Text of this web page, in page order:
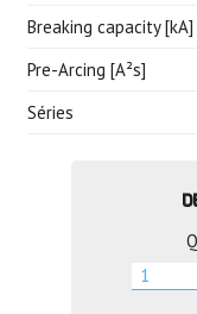
Breaking capacity [kA]
Pre-Arcing [A²s]
Séries